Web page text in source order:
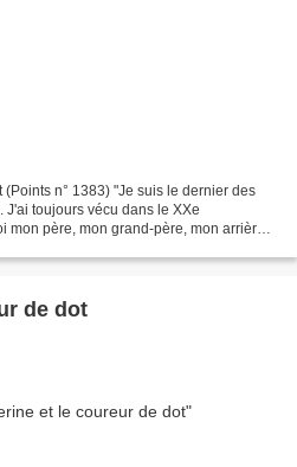
n° 1383) "Je suis le dernier des
toujours vécu dans le XXe
mon père, mon grand-père, mon arrière-
de dot